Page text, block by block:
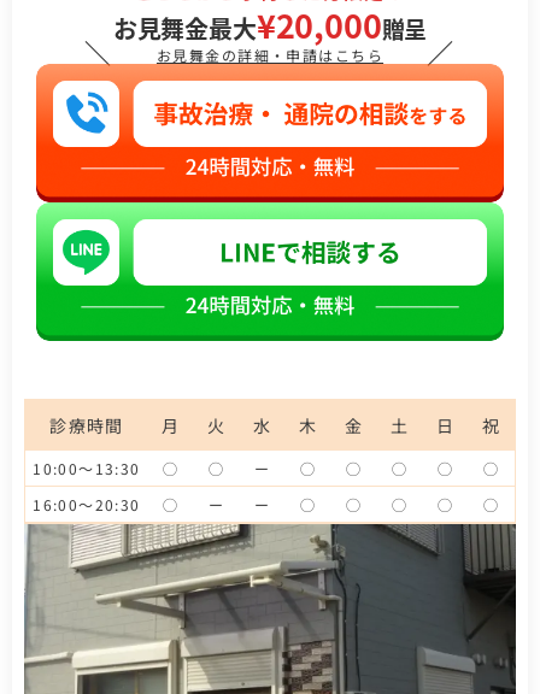
＼
お見舞金最大¥20,000贈呈
お見舞金の詳細・申請はこちら ／
診療時間 月 火 水 木 金 土 日 祝
10:00～13:30 ◯ ◯ ー ◯ ◯ ◯ ◯
◯
16:00～20:30
◯ ー ー ◯ ◯ ◯ ◯ ◯